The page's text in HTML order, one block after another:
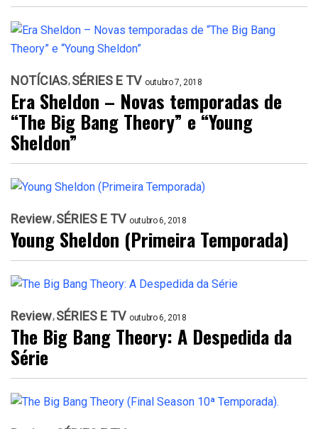
NOTÍCIAS SÉRIES E TV outubro 7, 2018
Era Sheldon – Novas temporadas de
“The Big Bang Theory” e “Young
Sheldon”
Review SÉRIES E TV outubro 6, 2018
Young Sheldon (Primeira Temporada)
Review SÉRIES E TV outubro 6, 2018
The Big Bang Theory: A Despedida da
Série